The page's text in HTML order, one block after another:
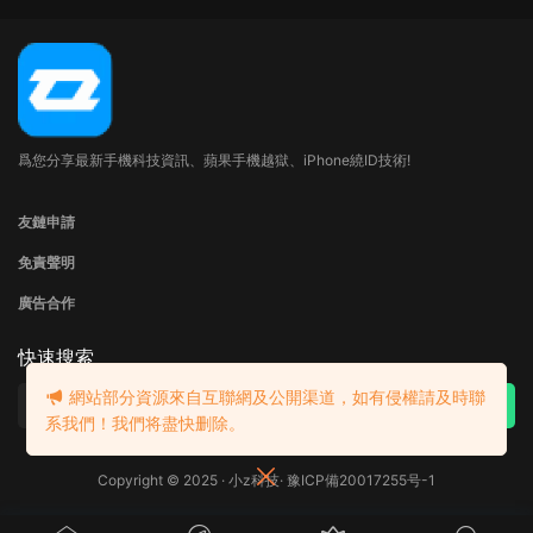
爲您分享最新手機科技資訊、蘋果手機越獄、iPhone繞ID技術!
友鏈申請
免責聲明
廣告合作
快速搜索
Copyright © 2025 · 小z科技· 豫ICP備20017255号-1
網站部分資源來自互聯網及公開渠道，如有侵權請及時聯
系我們！我們将盡快删除。